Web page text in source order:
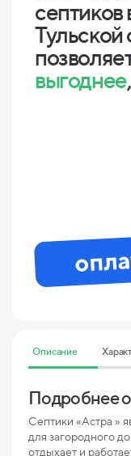
выгоднее
Описание
Подробнее
Септики «Астра »
для загородного
отдыхает и